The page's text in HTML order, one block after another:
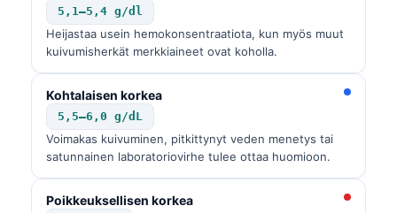
5,1–5,4 g/dl
Heijastaa usein hemokonsentraatiota, kun myös muut
kuivumisherkät merkkiaineet ovat koholla.
Kohtalaisen korkea
5,5–6,0 g/dL
Voimakas kuivuminen, pitkittynyt veden menetys tai
satunnainen laboratoriovirhe tulee ottaa huomioon.
Poikkeuksellisen korkea
Bahasa Melayu
Tiếng Việt
Tagalog
ไทย
ဗမာစာ
ភាសាខ្មែរ
Kiswahili